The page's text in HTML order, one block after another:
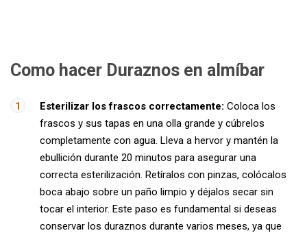
Como hacer Duraznos en almíbar
Esterilizar los frascos correctamente: Coloca los
frascos y sus tapas en una olla grande y cúbrelos
completamente con agua. Lleva a hervor y mantén la
ebullición durante 20 minutos para asegurar una
correcta esterilización. Retíralos con pinzas, colócalos
boca abajo sobre un paño limpio y déjalos secar sin
tocar el interior. Este paso es fundamental si deseas
conservar los duraznos durante varios meses, ya que